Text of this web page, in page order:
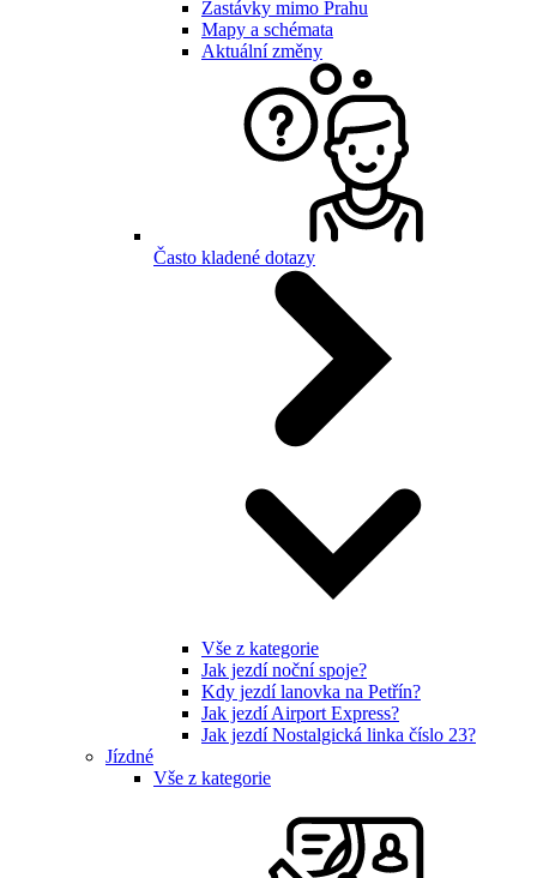
Zastávky mimo Prahu
Mapy a schémata
Aktuální změny
Často kladené dotazy
Vše z kategorie
Jak jezdí noční spoje?
Kdy jezdí lanovka na Petřín?
Jak jezdí Airport Express?
Jak jezdí Nostalgická linka číslo 23?
Jízdné
Vše z kategorie